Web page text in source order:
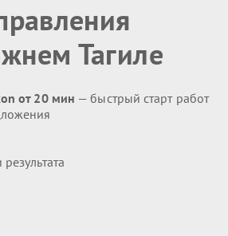
Тагиле
от 20 мин — быстрый старт работ